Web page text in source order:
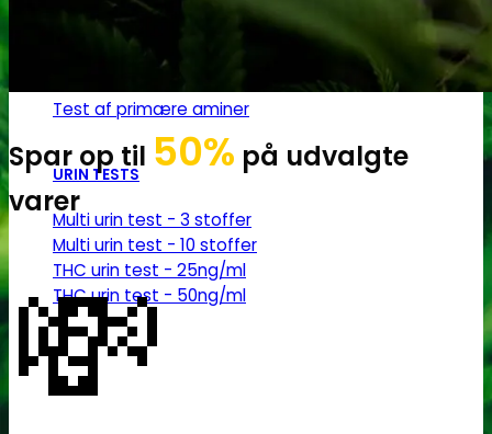
Robadope tests
Test af primære aminer
URIN TESTS
Multi urin test - 3 stoffer
Multi urin test - 10 stoffer
THC urin test - 25ng/ml
THC urin test - 50ng/ml
Spar op til 50% på udvalgte
varer
💸